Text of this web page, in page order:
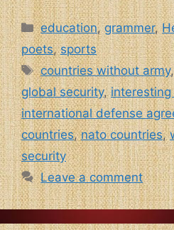
Categories
education,grammer,
poets,sports
Tags
countries without army
global security,
international defense
countries,nato countries,
security
Leave a comment